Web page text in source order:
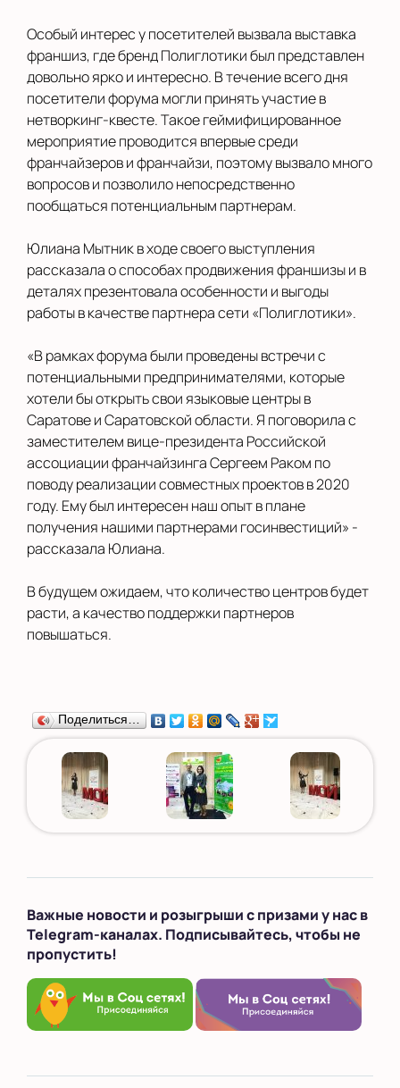
Особый интерес у посетителей вызвала выставка
франшиз, где бренд Полиглотики был представлен
довольно ярко и интересно. В течение всего дня
посетители форума могли принять участие в
нетворкинг-квесте. Такое геймифицированное
мероприятие проводится впервые среди
франчайзеров и франчайзи, поэтому вызвало много
вопросов и позволило непосредственно
пообщаться потенциальным партнерам.
Юлиана Мытник в ходе своего выступления
рассказала о способах продвижения франшизы и в
деталях презентовала особенности и выгоды
работы в качестве партнера сети «Полиглотики».
«В рамках форума были проведены встречи с
потенциальными предпринимателями, которые
хотели бы открыть свои языковые центры в
Саратове и Саратовской области. Я поговорила с
заместителем вице-президента Российской
ассоциации франчайзинга Сергеем Раком по
поводу реализации совместных проектов в 2020
году. Ему был интересен наш опыт в плане
получения нашими партнерами госинвестиций» -
рассказала Юлиана.
В будущем ожидаем, что количество центров будет
расти, а качество поддержки партнеров
повышаться.
Поделиться…
Важные новости и розыгрыши с призами у нас в
Telegram-каналах. Подписывайтесь, чтобы не
пропустить!